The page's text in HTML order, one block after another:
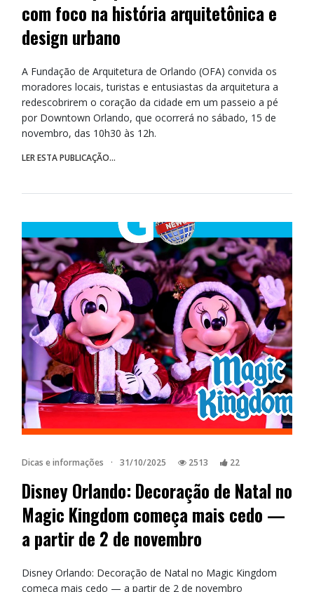
com foco na história arquitetônica e
design urbano
A Fundação de Arquitetura de Orlando (OFA) convida os
moradores locais, turistas e entusiastas da arquitetura a
redescobrirem o coração da cidade em um passeio a pé
por Downtown Orlando, que ocorrerá no sábado, 15 de
novembro, das 10h30 às 12h.
LER ESTA PUBLICAÇÃO...
Dicas e informações · 31/10/2025 2513 22
Disney Orlando: Decoração de Natal no
Magic Kingdom começa mais cedo —
a partir de 2 de novembro
Disney Orlando: Decoração de Natal no Magic Kingdom
começa mais cedo — a partir de 2 de novembro